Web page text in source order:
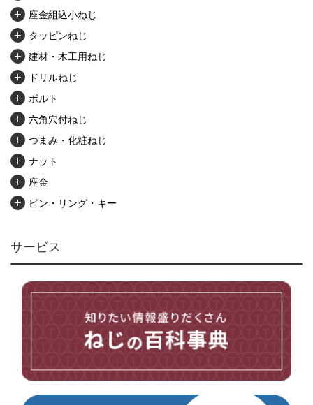
座金組込小ねじ
タッピンねじ
建材・木工用ねじ
ドリルねじ
ボルト
六角穴付ねじ
つまみ・化粧ねじ
ナット
座金
ピン・リング・キー
アンカー・プラグ
ユニファイねじ
その他ねじ
サービス